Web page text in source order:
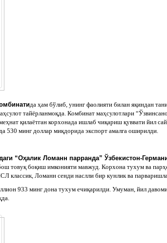
да ҳам бўлиб, унинг фаолияти билан яқиндан
тайёрланмоқда. Комбинат маҳсулотлари
қилаётган корхонада ишлаб чиқариш қуввати йил
530 минг доллар миқдорида экспорт амалга оширилди.
“Оҳалик Ломанн парранда” Ўзбекистон-
товуқ боқиш имконияти мавжуд. Корхона тухум ва
Ломанн сенди наслли бир кунлик ва
933 минг дона тухум ечиқарилди. Умуман, йил